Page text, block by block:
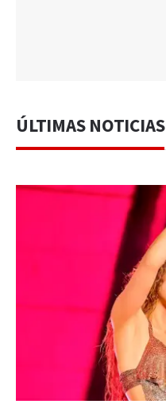
ÚLTIMAS NOTICIAS